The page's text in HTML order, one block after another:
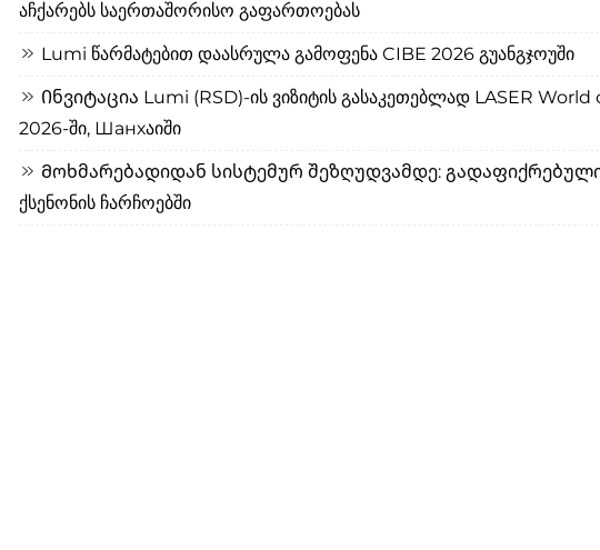
აჩქარებს საერთაშორისო გაფართოებას
Lumi წარმატებით დაასრულა გამოფენა CIBE 2026 გუანგჯოუში
Ინვიტაცია Lumi (RSD)-ის ვიზიტის გასაკეთებლად LASER World
2026-ში, Шанхაიში
Მოხმარებადიდან სისტემურ შეზღუდვამდე:
ქსენონის ჩარჩოებში